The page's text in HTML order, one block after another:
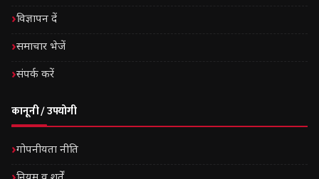
विज्ञापन दें
समाचार भेजें
संपर्क करें
कानूनी / उपयोगी
गोपनीयता नीति